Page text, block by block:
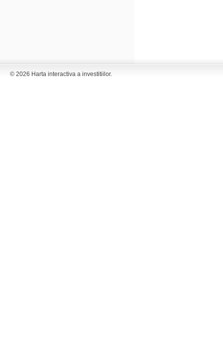
© 2026 Harta interactiva a investitiilor.